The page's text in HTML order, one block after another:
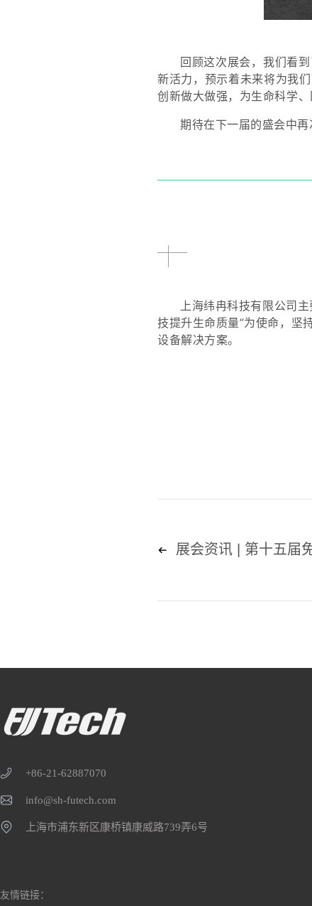
回顾这次展会，我们看
新活力 ，预示着未来将为我
创新做大做强，为生命科学
期待在下一届的盛会中再
上海纬冉科技有限公司
技提升生命质量”为使命，坚
设备解决方案。
展会资讯 | 第十五届
+86-21-62887070
info@sh-futech.com
上海市浦东新区康桥镇康威路739弄6号
友情链接：